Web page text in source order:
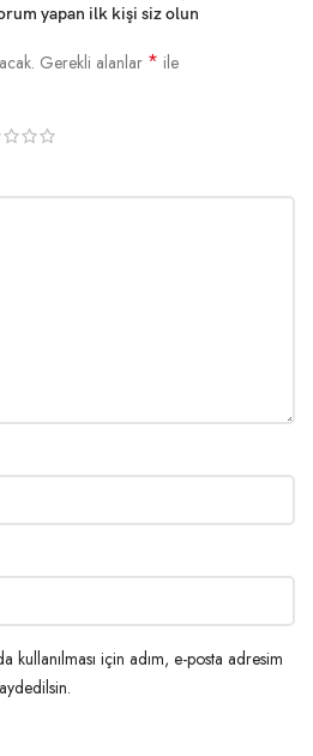
yapan ilk kişi siz olun
Gerekli alanlar * ile
kullanılması için adım, e-posta adresim